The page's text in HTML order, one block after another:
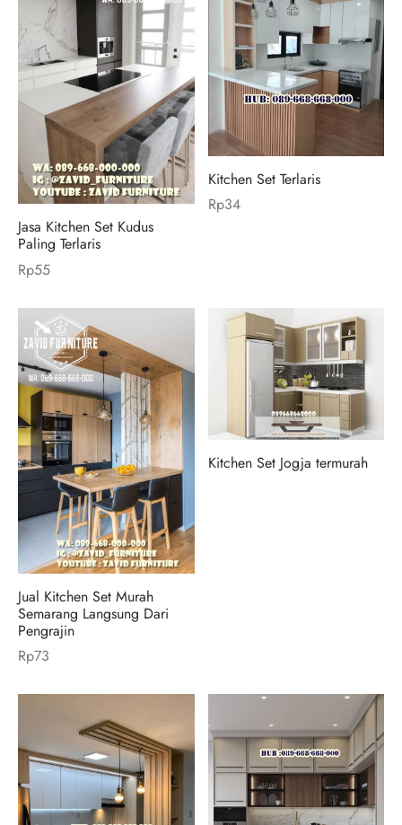
Jasa Kitchen Set Kudus
Paling Terlaris
Rp55
Kitchen Set Terlaris
Rp34
Jual Kitchen Set Murah
Semarang Langsung Dari
Pengrajin
Rp73
Kitchen Set Jogja termurah